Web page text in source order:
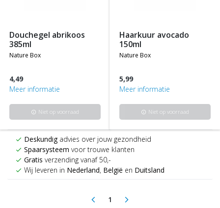
douchegel abrikoos
385ml
nature box
4,49
Meer informatie
info Niet op voorraad
haarkuur avocado
150ml
nature box
5,99
Meer informatie
info Niet op voorraad
check Deskundigadvies over jouw gezondheid
check Spaarsysteem voor trouwe klanten
check Gratis verzending vanaf 50,-
check Wij leveren in Nederland, België en Duitsland
arrow_back_ios 1(current)
arrow_forward_ios